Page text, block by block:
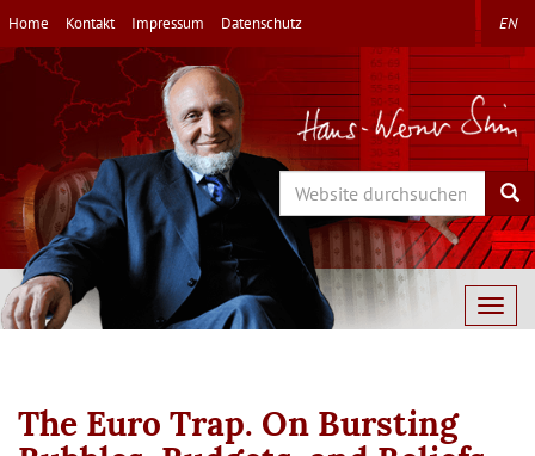
Direkt
zum
Inhalt
Home Kontakt Impressum Datenschutz EN
Search
The Euro Trap. On Bursting